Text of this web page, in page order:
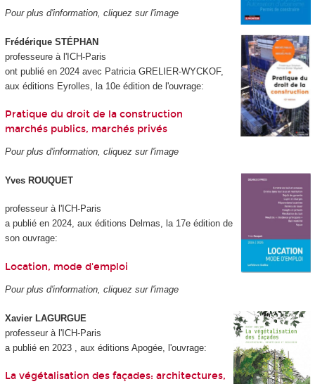
Pour plus d'information, cliquez sur l'image
Frédérique STÉPHAN
professeure à l'ICH-Paris
ont publié en 2024 avec Patricia GRELIER-WYCKOF,
aux éditions Eyrolles, la 10e édition de l'ouvrage:
Pratique du droit de la construction
marchés publics, marchés privés
Pour plus d'information, cliquez sur l'image
Yves ROUQUET
professeur à l'ICH-Paris
a publié en 2024, aux éditions Delmas, la 17e édition de
son ouvrage:
Location, mode d'emploi
Pour plus d'information, cliquez sur l'image
Xavier LAGURGUE
professeur à l'ICH-Paris
a publié en 2023 , aux éditions Apogée, l'ouvrage:
La végétalisation des façades: architectures,